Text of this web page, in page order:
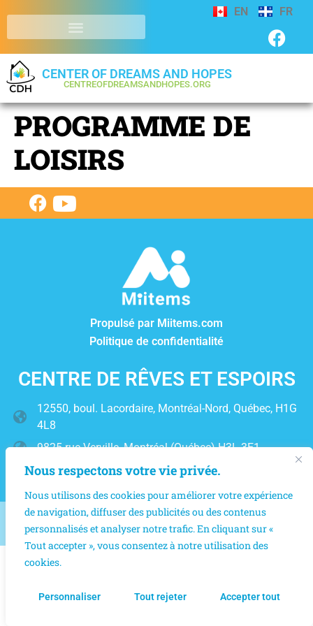
Nous respectons votre vie privée.
Nous utilisons des cookies pour améliorer votre expérience
de navigation, diffuser des publicités ou des contenus
personnalisés et analyser notre trafic. En cliquant sur «
Tout accepter », vous consentez à notre utilisation des
cookies.
Personnaliser Tout rejeter Accepter tout
EN FR
CENTER OF DREAMS AND HOPES
CENTREOFDREAMSANDHOPES.ORG
PROGRAMME DE
LOISIRS
Propulsé par Miitems.com
Politique de confidentialité
CENTRE DE RÊVES ET ESPOIRS
12550, boul. Lacordaire, Montréal-Nord, Québec, H1G
4L8
9825 rue Verville, Montréal (Québec) H3L 3E1
(514) 327-6667
2025 © Centre des Espoirs et des Rêves | Tous droits réservés